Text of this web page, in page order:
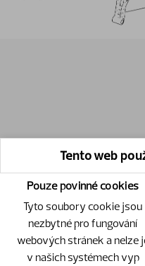
Tento web
Pouze povinné cookies
Tyto soubory cookie jsou
nezbytné pro fungování
webových stránek a nelze
v našich systémech vyp